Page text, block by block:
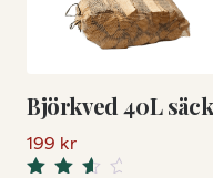
Björkved 40L säck
199 kr